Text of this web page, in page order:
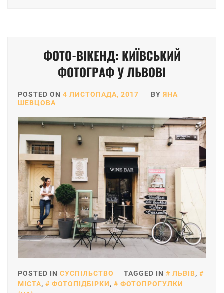
ФОТО-ВІКЕНД: КИЇВСЬКИЙ
ФОТОГРАФ У ЛЬВОВІ
POSTED ON 4 ЛИСТОПАДА, 2017 BY ЯНА
ШЕВЦОВА
POSTED IN СУСПІЛЬСТВО TAGGED IN ЛЬВІВ,
МІСТА, ФОТОПІДБІРКИ,
ФОТОПРОГУЛКИ